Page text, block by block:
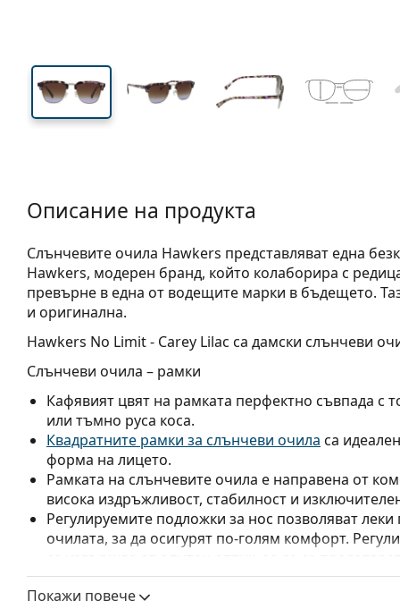
Описание на продукта
Слънчевите очила Hawkers представляват една
Hawkers, модерен бранд, който колаборира с
превърне в една от водещите марки в бъдещето.
и оригинална.
Hawkers No Limit - Carey Lilac са дамски слънчеви
Слънчеви очила – рамки
Кафявият цвят на рамката перфектно съвпада с
или тъмно руса коса.
Квадратните рамки за слънчеви очила са
форма на лицето.
Рамката на слънчевите очила е направена от
висока издръжливост, стабилност и
Регулируемите подложки за нос позволяват
очилата, за да осигурят по-голям комфорт.
Слънчеви очила – стъкла
Покажи повече